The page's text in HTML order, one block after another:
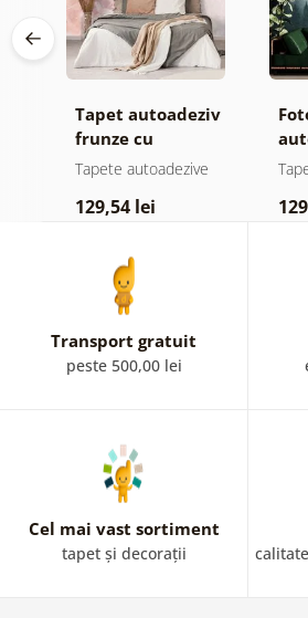
Tapet autoadeziv
frunze cu
atingere
Tapete autoadezive
129,54 lei
Transport gratuit
peste 500,00 lei
Cel mai vast sortiment
tapet și decorații